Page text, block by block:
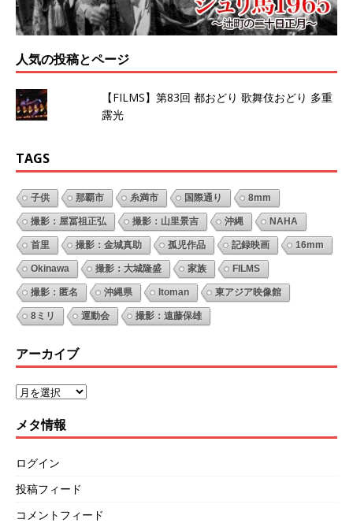
人気の投稿とページ
【FILMS】第83回 都おどり 歌舞伎おどり 多重
露光
TAGS
子供 那覇市 糸満市 国際通り 8mm
撮影：屋冨祖正弘 撮影：山里景吉 沖縄 NAHA
首里 撮影：金城真助 孤児作品 記録映画 16mm
Okinawa 撮影：大城隆盛 家族 FILMS
撮影：匿名 沖縄県 Itoman 東アジア映像館
8ミリ 運動会 撮影：遠藤保雄
アーカイブ
メタ情報
ログイン
投稿フィード
コメントフィード